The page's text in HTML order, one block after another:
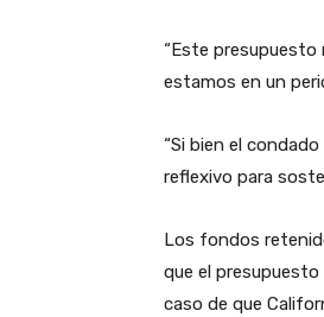
“Este presupuesto
estamos en un
“Si bien el
reflexivo para
Los fondos
que el
caso de que